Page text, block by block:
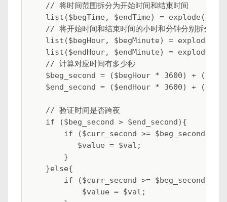
    // 将时间范围拆分为开始时间和结束时间
list($begTime, $endTime) = explode('-',
    // 将开始时间和结束时间的小时和分钟分别拆分
list($begHour, $begMinute) =
list($endHour, $endMinute) =
    // 计算对应时间有多少秒
$beg_second = ($begHour * 3600) +
$end_second = ($endHour * 3600) +
    // 验证时间是否跨夜
    if ($beg_second > $end_second){
if ($curr_second >= $beg_second ||
           $value = $val;
        }
    }else{
if ($curr_second >= $beg_second &&
            $value = $val;